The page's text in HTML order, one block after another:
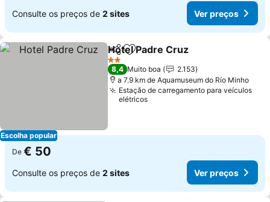
Consulte os preços de 2 sites Ver preços
Escolha popular
PartilharAdicionar aos favoritos
Hotel Padre Cruz
2 Estrelas
8,4 Muito boa
2.153
a 7.9 km de Aquamuseum do Río Minho
Estação de carregamento para veículos
elétricos
De € 50
Consulte os preços de 2 sites Ver preços